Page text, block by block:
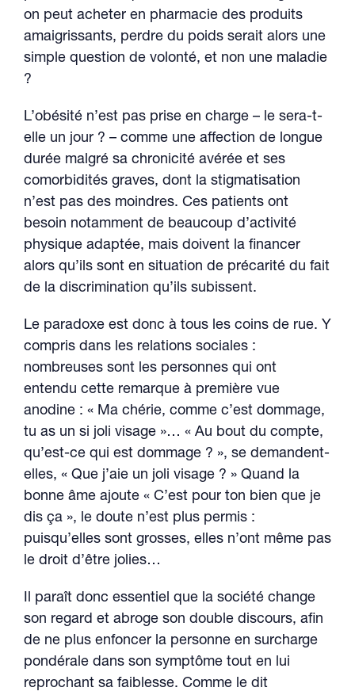
on peut acheter en pharmacie des produits
amaigrissants, perdre du poids serait alors une
simple question de volonté, et non une maladie
?
L’obésité n’est pas prise en charge – le sera-t-
elle un jour ? – comme une affection de longue
durée malgré sa chronicité avérée et ses
comorbidités graves, dont la stigmatisation
n’est pas des moindres. Ces patients ont
besoin notamment de beaucoup d’activité
physique adaptée, mais doivent la financer
alors qu’ils sont en situation de précarité du fait
de la discrimination qu’ils subissent.
Le paradoxe est donc à tous les coins de rue. Y
compris dans les relations sociales :
nombreuses sont les personnes qui ont
entendu cette remarque à première vue
anodine : « Ma chérie, comme c’est dommage,
tu as un si joli visage »… « Au bout du compte,
qu’est-ce qui est dommage ? », se demandent-
elles, « Que j’aie un joli visage ? » Quand la
bonne âme ajoute « C’est pour ton bien que je
dis ça », le doute n’est plus permis :
puisqu’elles sont grosses, elles n’ont même pas
le droit d’être jolies…
Il paraît donc essentiel que la société change
son regard et abroge son double discours, afin
de ne plus enfoncer la personne en surcharge
pondérale dans son symptôme tout en lui
reprochant sa faiblesse. Comme le dit